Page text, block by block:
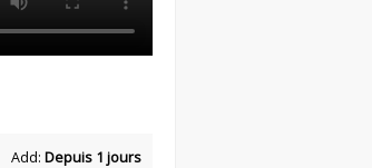
Add: Depuis 1 jours